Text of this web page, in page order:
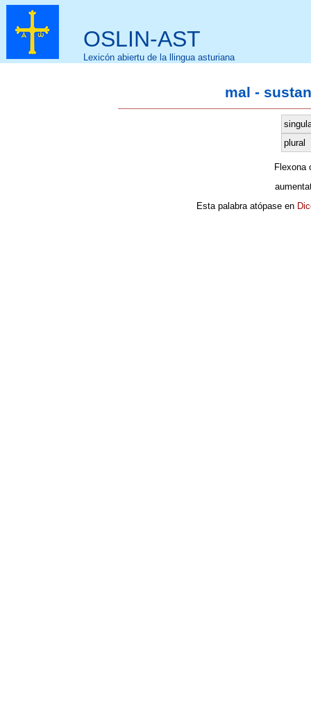
OSLIN-AST
Lexicón abiertu de la llingua asturiana
mal -
plural
Flexona
Esta palabra atópase en